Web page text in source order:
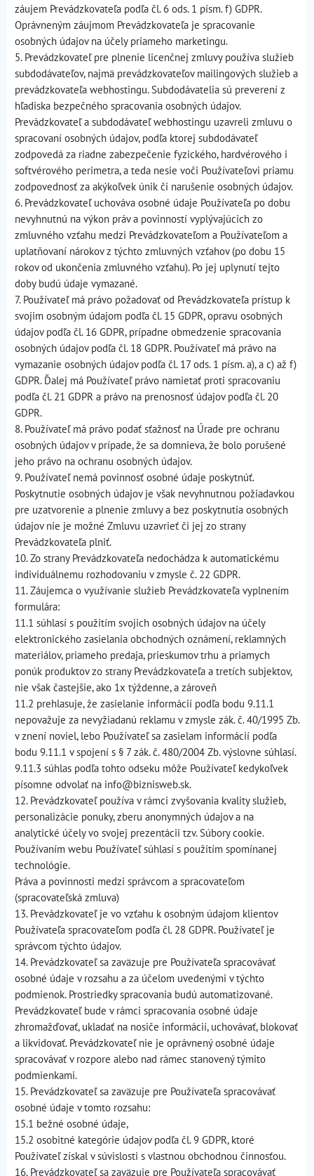
záujem Prevádzkovateľa podľa čl. 6 ods. 1 písm. f) GDPR.
Oprávneným záujmom Prevádzkovateľa je spracovanie
osobných údajov na účely priameho marketingu.
5. Prevádzkovateľ pre plnenie licenčnej zmluvy používa služieb
subdodávateľov, najmä prevádzkovateľov mailingových služieb a
prevádzkovateľa webhostingu. Subdodávatelia sú preverení z
hľadiska bezpečného spracovania osobných údajov.
Prevádzkovateľ a subdodávateľ webhostingu uzavreli zmluvu o
spracovaní osobných údajov, podľa ktorej subdodávateľ
zodpovedá za riadne zabezpečenie fyzického, hardvérového i
softvérového perimetra, a teda nesie voči Používateľovi priamu
zodpovednosť za akýkoľvek únik či narušenie osobných údajov.
6. Prevádzkovateľ uchováva osobné údaje Používateľa po dobu
nevyhnutnú na výkon práv a povinností vyplývajúcich zo
zmluvného vzťahu medzi Prevádzkovateľom a Používateľom a
uplatňovaní nárokov z týchto zmluvných vzťahov (po dobu 15
rokov od ukončenia zmluvného vzťahu). Po jej uplynutí tejto
doby budú údaje vymazané.
7. Používateľ má právo požadovať od Prevádzkovateľa prístup k
svojim osobným údajom podľa čl. 15 GDPR, opravu osobných
údajov podľa čl. 16 GDPR, prípadne obmedzenie spracovania
osobných údajov podľa čl. 18 GDPR. Používateľ má právo na
vymazanie osobných údajov podľa čl. 17 ods. 1 písm. a), a c) až f)
GDPR. Ďalej má Používateľ právo namietať proti spracovaniu
podľa čl. 21 GDPR a právo na prenosnosť údajov podľa čl. 20
GDPR.
8. Používateľ má právo podať sťažnosť na Úrade pre ochranu
osobných údajov v prípade, že sa domnieva, že bolo porušené
jeho právo na ochranu osobných údajov.
9. Používateľ nemá povinnosť osobné údaje poskytnúť.
Poskytnutie osobných údajov je však nevyhnutnou požiadavkou
pre uzatvorenie a plnenie zmluvy a bez poskytnutia osobných
údajov nie je možné Zmluvu uzavrieť či jej zo strany
Prevádzkovateľa plniť.
10. Zo strany Prevádzkovateľa nedochádza k automatickému
individuálnemu rozhodovaniu v zmysle č. 22 GDPR.
11. Záujemca o využívanie služieb Prevádzkovateľa vyplnením
formulára:
11.1 súhlasí s použitím svojich osobných údajov na účely
elektronického zasielania obchodných oznámení, reklamných
materiálov, priameho predaja, prieskumov trhu a priamych
ponúk produktov zo strany Prevádzkovateľa a tretích subjektov,
nie však častejšie, ako 1x týždenne, a zároveň
11.2 prehlasuje, že zasielanie informácií podľa bodu 9.11.1
nepovažuje za nevyžiadanú reklamu v zmysle zák. č. 40/1995 Zb.
v znení noviel, lebo Používateľ sa zasielam informácií podľa
bodu 9.11.1 v spojení s § 7 zák. č. 480/2004 Zb. výslovne súhlasí.
9.11.3 súhlas podľa tohto odseku môže Používateľ kedykoľvek
písomne odvolať na info@biznisweb.sk.
12. Prevádzkovateľ používa v rámci zvyšovania kvality služieb,
personalizácie ponuky, zberu anonymných údajov a na
analytické účely vo svojej prezentácii tzv. Súbory cookie.
Používaním webu Používateľ súhlasí s použitím spomínanej
technológie.
Práva a povinnosti medzi správcom a spracovateľom
(spracovateľská zmluva)
13. Prevádzkovateľ je vo vzťahu k osobným údajom klientov
Používateľa spracovateľom podľa čl. 28 GDPR. Používateľ je
správcom týchto údajov.
14. Prevádzkovateľ sa zaväzuje pre Používateľa spracovávať
osobné údaje v rozsahu a za účelom uvedenými v týchto
podmienok. Prostriedky spracovania budú automatizované.
Prevádzkovateľ bude v rámci spracovania osobné údaje
zhromažďovať, ukladať na nosiče informácií, uchovávať, blokovať
a likvidovať. Prevádzkovateľ nie je oprávnený osobné údaje
spracovávať v rozpore alebo nad rámec stanovený týmito
podmienkami.
15. Prevádzkovateľ sa zaväzuje pre Používateľa spracovávať
osobné údaje v tomto rozsahu:
15.1 bežné osobné údaje,
15.2 osobitné kategórie údajov podľa čl. 9 GDPR, ktoré
Používateľ získal v súvislosti s vlastnou obchodnou činnosťou.
16. Prevádzkovateľ sa zaväzuje pre Používateľa spracovávať